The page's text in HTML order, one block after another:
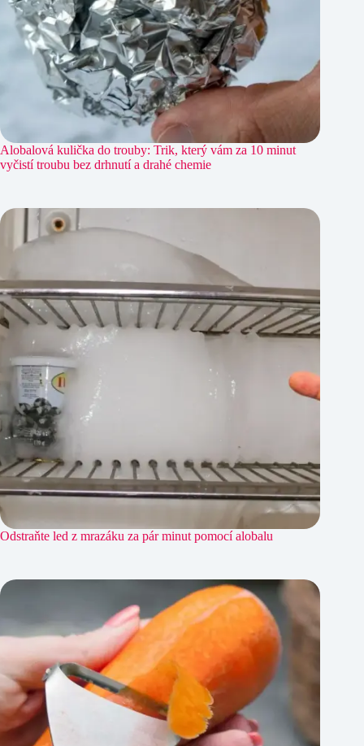
Alobalová kulička do trouby: Trik, který vám za 10 minut
vyčistí troubu bez drhnutí a drahé chemie
Odstraňte led z mrazáku za pár minut pomocí alobalu